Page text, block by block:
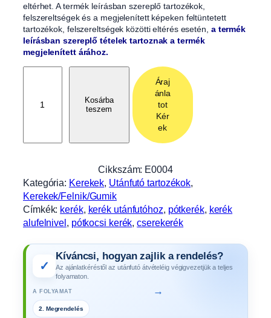
eltérhet. A termék leírásban szereplő tartozékok,
felszereltségek és a megjelenített képeken feltüntetett
tartozékok, felszereltségek közötti eltérés esetén, a termék
leírásban szereplő tételek tartoznak a termék
megjelenített árához.
1
5
5
/
0
Kosárba
teszem
Áraj
ánla
tot
Kér
ek
Cikkszám: E0004
Kategória: Kerekek, Utánfutó tartozékok
Kerekek/Felnik/Gumik
Címkék: kerék, kerék utánfutóhoz, pótkerék, kerék
alufelnivel , pótkocsi kerék, cserekerék
✓
Kíváncsi, hogyan zajlik a rendelés?
Az ajánlatkéréstől az utánfutó átvételéig végigvezetjük a teljes
folyamaton.
A FOLYAMAT →